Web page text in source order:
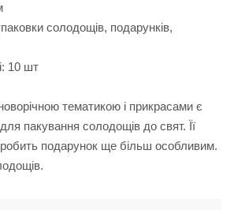
солодощів, подарунків,
10 шт
тематикою і прикрасами є
пакування солодощів до свят. Її
подарунок ще більш особливим.